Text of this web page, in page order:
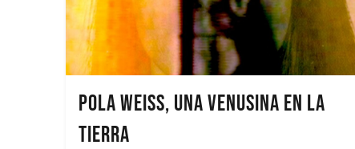
Pola Weiss, una venusina en la
Tierra